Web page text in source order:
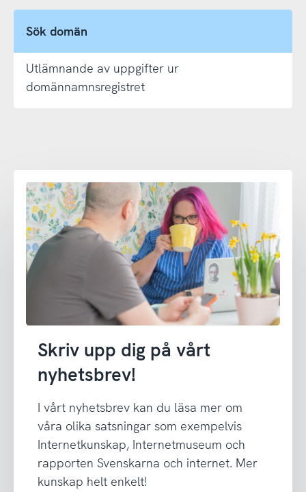
Sök domän
Utlämnande av uppgifter ur
domännamnsregistret
Skriv upp dig på vårt
nyhetsbrev!
I vårt nyhetsbrev kan du läsa mer om
våra olika satsningar som exempelvis
Internetkunskap, Internetmuseum och
rapporten Svenskarna och internet. Mer
kunskap helt enkelt!